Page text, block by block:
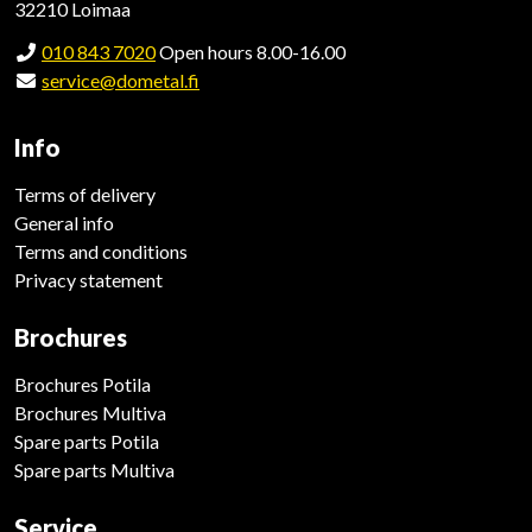
32210 Loimaa
010 843 7020Open hours 8.00-16.00
service@dometal.fi
Info
Terms of delivery
General info
Terms and conditions
Privacy statement
Brochures
Brochures Potila
Brochures Multiva
Spare parts Potila
Spare parts Multiva